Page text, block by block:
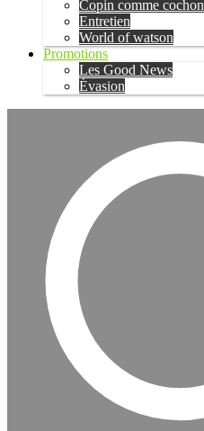
Copin comme cochon
Entretien
World of watson
Promotions
Les Good News
Évasion